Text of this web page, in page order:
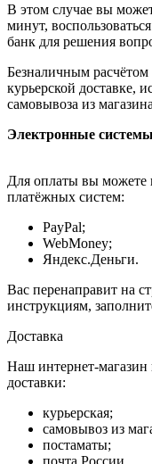
В этом случае вы
минут,
банк для решения
Безналичным
курьерской доставке,
самовывоза из
Электронные системы
Для оплаты вы можете
платёжных систем:
PayPal;
WebMoney;
Яндекс.Деньги.
Вас перенаправит на
инструкциям,
Доставка
Наш интернет-магазин
доставки:
курьерская;
самовывоз из
постаматы;
почта России.